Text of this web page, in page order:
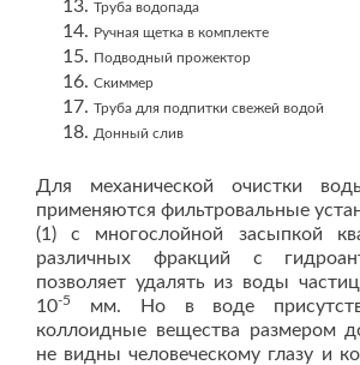
Труба водопада
Ручная щетка в комплекте
Подводный прожектор
Скиммер
Труба для подпитки свежей водой
Донный слив
Для механической очистки
применяются фильтровальные
(1) с многослойной засыпкой
различных фракций с
позволяет удалять из воды
10-5
мм. Но в воде
коллоидные вещества размером
не видны человеческому глазу и